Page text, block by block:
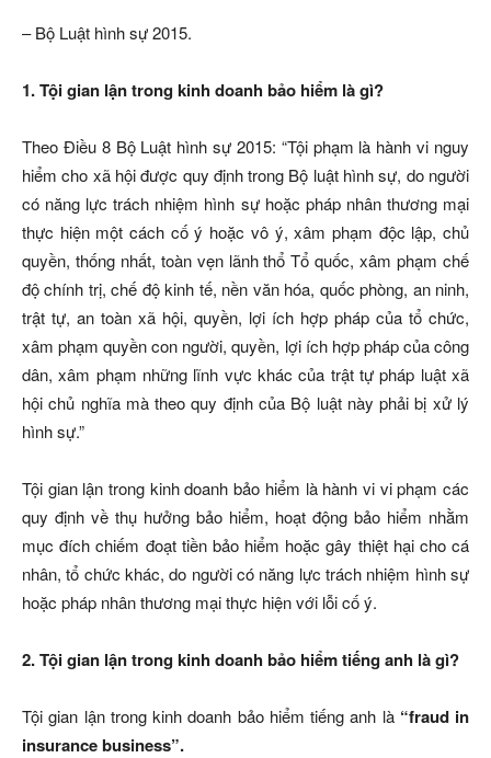
– Bộ Luật hình sự 2015.
1. Tội gian lận trong kinh doanh bảo hiểm là gì?
Theo Điều 8 Bộ Luật hình sự 2015: “Tội phạm là hành vi nguy
hiểm cho xã hội được quy định trong Bộ luật hình sự, do người
có năng lực trách nhiệm hình sự hoặc pháp nhân thương mại
thực hiện một cách cố ý hoặc vô ý, xâm phạm độc lập, chủ
quyền, thống nhất, toàn vẹn lãnh thổ Tổ quốc, xâm phạm chế
độ chính trị, chế độ kinh tế, nền văn hóa, quốc phòng, an ninh,
trật tự, an toàn xã hội, quyền, lợi ích hợp pháp của tổ chức,
xâm phạm quyền con người, quyền, lợi ích hợp pháp của công
dân, xâm phạm những lĩnh vực khác của trật tự pháp luật xã
hội chủ nghĩa mà theo quy định của Bộ luật này phải bị xử lý
hình sự.”
Tội gian lận trong kinh doanh bảo hiểm là hành vi vi phạm các
quy định về thụ hưởng bảo hiểm, hoạt động bảo hiểm nhằm
mục đích chiếm đoạt tiền bảo hiểm hoặc gây thiệt hại cho cá
nhân, tổ chức khác, do người có năng lực trách nhiệm hình sự
hoặc pháp nhân thương mại thực hiện với lỗi cố ý.
2. Tội gian lận trong kinh doanh bảo hiểm tiếng anh là gì?
Tội gian lận trong kinh doanh bảo hiểm tiếng anh là “fraud in
insurance business”.